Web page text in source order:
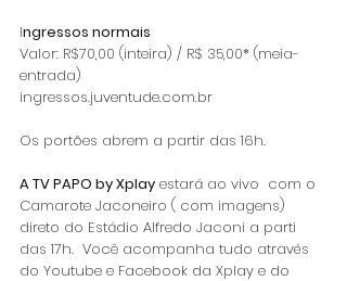
Ingressos normais
Valor: R$70,00 (inteira) / R$ 35,00* (meia-
entrada)
ingressos.juventude.com.br
Os portões abrem a partir das 16h.
A TV PAPO by Xplay estará ao vivo  com o
Camarote Jaconeiro ( com imagens)
direto do Estádio Alfredo Jaconi a parti
das 17h.  Você acompanha tudo através
do Youtube e Facebook da Xplay e do